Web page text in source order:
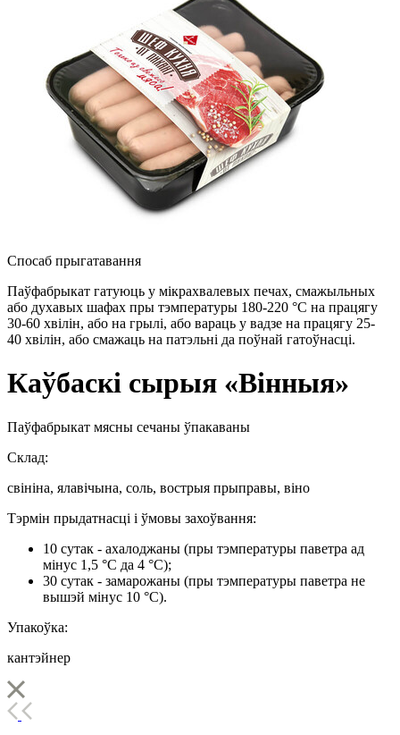
Спосаб прыгатавання
Паўфабрыкат гатуюць у мікрахвалевых печах, смажыльных
або духавых шафах пры тэмпературы 180-220 °С на працягу
30-60 хвілін, або на грылі, або вараць у вадзе на працягу 25-
40 хвілін, або смажаць на патэльні да поўнай гатоўнасці.
Каўбаскі сырыя «Вінныя»
Паўфабрыкат мясны сечаны ўпакаваны
Склад:
свініна, ялавічына, соль, вострыя прыправы, віно
Тэрмін прыдатнасці і ўмовы захоўвання:
10 сутак - ахалоджаны (пры тэмпературы паветра ад
мінус 1,5 °С да 4 °С);
30 сутак - замарожаны (пры тэмпературы паветра не
вышэй мінус 10 °С).
Упакоўка:
кантэйнер